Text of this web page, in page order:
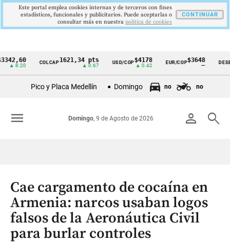
Cintillo
Colombia
8.20
COLCAP1621,34 pts
▲ 0.67
USD/COP$4178
▲ 0.42
EUR/COP$3648
Pico y Placa Medellín Domingo no no
person search
Domingo, 9 de Agosto de 2026
menu
Cae cargamento de cocaína en
Armenia: narcos usaban logos
falsos de la Aeronáutica Civil
para burlar controles
Este portal emplea cookies internas y de terceros con fines
estadísticos, funcionales y publicitarios. Puede aceptarlas o
consultar más en nuestra politica de cookies
CONTINUAR